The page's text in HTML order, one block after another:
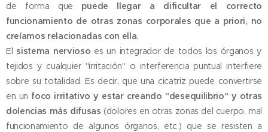
de forma que puede llegar a dificultar el correcto
funcionamiento de otras zonas corporales que a priori, no
creíamos relacionadas con ella.
El sistema nervioso es un integrador de todos los órganos y
tejidos y cualquier "irritación" o interferencia puntual interfiere
sobre su totalidad. Es decir, que una cicatriz puede convertirse
en un foco irritativo y estar creando "desequilibrio" y otras
dolencias más difusas (dolores en otras zonas del cuerpo, mal
funcionamiento de algunos órganos, etc.) que se resisten a